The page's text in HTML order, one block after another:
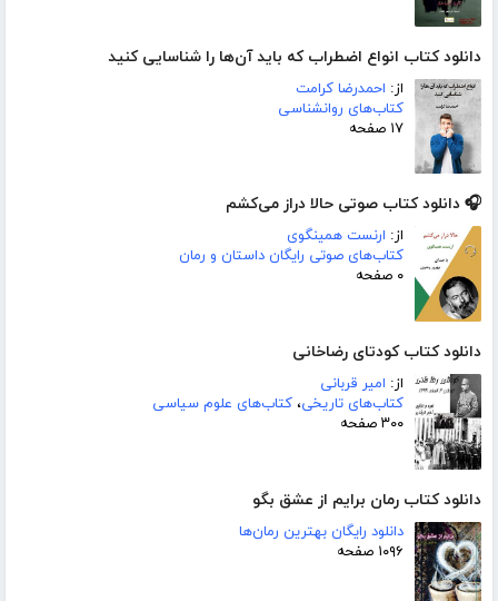
دانلود کتاب انواع اضطراب که باید آ‌ن‌ها را شناسایی کنید
از: احمدرضا کرامت
کتاب‌های روانشناسی
۱۷ صفحه
🎧 دانلود کتاب صوتی حالا دراز می‌کشم
از: ارنست همینگوی
کتاب‌های صوتی رایگان داستان و رمان
۰ صفحه
دانلود کتاب کودتای رضاخانی
از: امیر قربانی
کتاب‌های تاریخی، کتاب‌های علوم سیاسی
۳۰۰ صفحه
دانلود کتاب رمان برایم از عشق بگو
دانلود رایگان بهترین رمان‌ها
۱۰۹۶ صفحه